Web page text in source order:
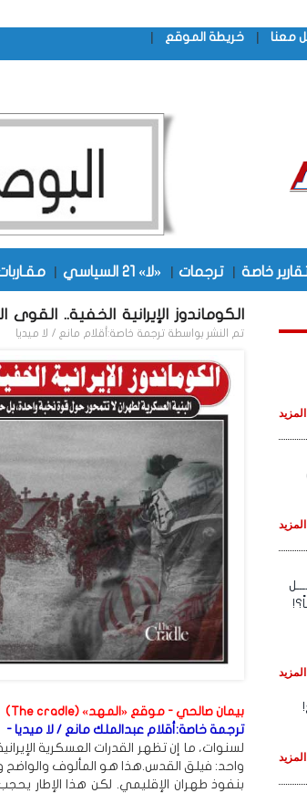
معنا | خريطة الموقع |
خاصة | ترجمات | «لا» 21 السياسي |
الكوماندوز الإيرانية الخفية..
تم النشر بواسطة ترجمة خاصة:أقلام مانع / لا ميديا
بيمان صالحي - موقع «المهد» (The cradle)
ترجمة خاصة:أقلام عبدالملك مانع / لا ميديا -
لسنوات، ما إن تظهر القدرات العسكرية
واحد: فيلق القدس.هذا هو المألوف والواضح
بنفوذ طهران الإقليمي. لكن هذا الإطار
المزيد
المزيد
المزيد
المزيد